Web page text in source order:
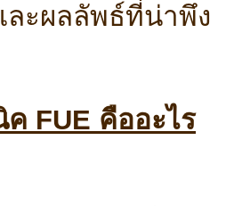
ะผลลัพธ์ที่น่าพึง